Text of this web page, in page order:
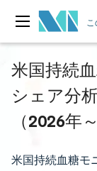
米国持続
シェア分
（2026年
米国持続血糖モ